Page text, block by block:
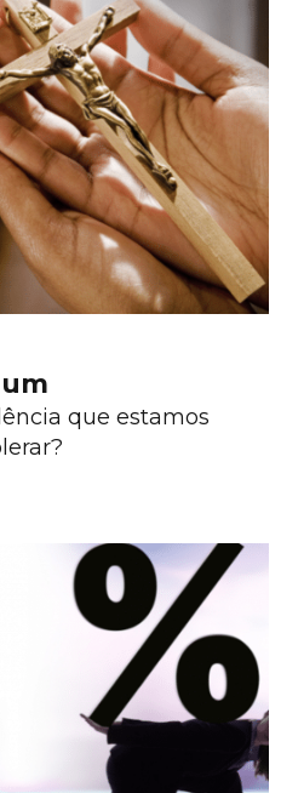
que estamos